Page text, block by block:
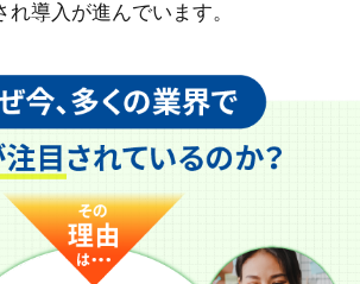
導入が進んでいます。